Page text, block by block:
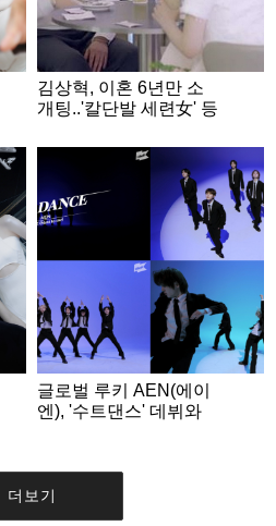
김상혁, 이혼 6년만 소
개팅..'칼단발 세련女' 등
[신랑수업2]
글로벌 루키 AEN(에이
엔), '수트댄스' 데뷔와
더보기